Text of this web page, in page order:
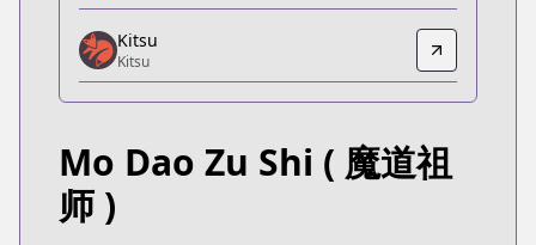
Official Raw
http://www.kuaikanmanhua.com/web/topic/1749/
Kitsu
Kitsu
MangaUpdates
MangaUpdates
https://www.mangaupdates.com/
Kitsu
Kitsu
Mo Dao Zu Shi ( 魔道祖
师 )